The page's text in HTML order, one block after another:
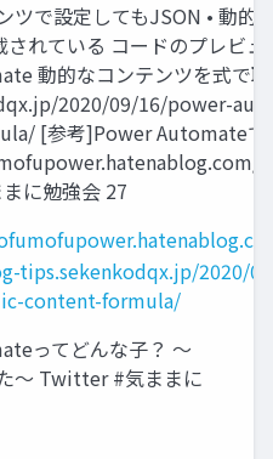
ツで設定してもJSON • 動的
されている コードのプレビ
動的なコンテンツを式で
2020/09/16/power-
[参考]Power Automateで
に勉強会 27
tips.sekenkodqx.jp/2020/
content-formula/
ってどんな子？ ～
～ Twitter #気ままに